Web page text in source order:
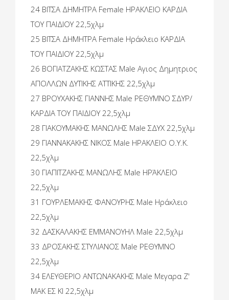
24 ΒΙΤΣΑ ΔΗΜΗΤΡΑ Female ΗΡΑΚΛΕΙΟ ΚΑΡΔΙΑ
ΤΟΥ ΠΑΙΔΙΟΥ 22,5χλμ
25 ΒΙΤΣΑ ΔΗΜΗΤΡΑ Female Ηράκλειο ΚΑΡΔΙΑ
ΤΟΥ ΠΑΙΔΙΟΥ 22,5χλμ
26 ΒΟΓΙΑΤΖΑΚΗΣ ΚΩΣΤΑΣ Male Αγιος Δημητριος
ΑΠΟΛΛΩΝ ΔΥΤΙΚΗΣ ΑΤΤΙΚΗΣ 22,5χλμ
27 ΒΡΟΥΧΑΚΗΣ ΓΙΑΝΝΗΣ Male ΡΕΘΥΜΝΟ ΣΔΥΡ/
ΚΑΡΔΙΑ ΤΟΥ ΠΑΙΔΙΟΥ 22,5χλμ
28 ΓΙΑΚΟΥΜΑΚΗΣ ΜΑΝΩΛΗΣ Male ΣΔΥΧ 22,5χλμ
29 ΓΙΑΝΝΑΚΑΚΗΣ ΝΙΚΟΣ Male ΗΡΑΚΛΕΙΟ Ο.Υ.Κ.
22,5χλμ
30 ΓΙΑΠΙΤΖΑΚΗΣ ΜΑΝΩΛΗΣ Male ΗΡΆΚΛΕΙΟ
22,5χλμ
31 ΓΟΥΡΛΕΜΑΚΗΣ ΦΑΝΟΥΡΗΣ Male Ηράκλειο
22,5χλμ
32 ΔΑΣΚΑΛΑΚΗΣ ΕΜΜΑΝΟΥΗΛ Male 22,5χλμ
33 ΔΡΟΣΑΚΗΣ ΣΤΥΛΙΑΝΟΣ Male ΡΕΘΥΜΝΟ
22,5χλμ
34 ΕΛΕΥΘΕΡΙΟ ΑΝΤΩΝΑΚΑΚΗΣ Male Mεγαρα Ζ'
ΜΑΚ ΕΣ ΚΙ 22,5χλμ